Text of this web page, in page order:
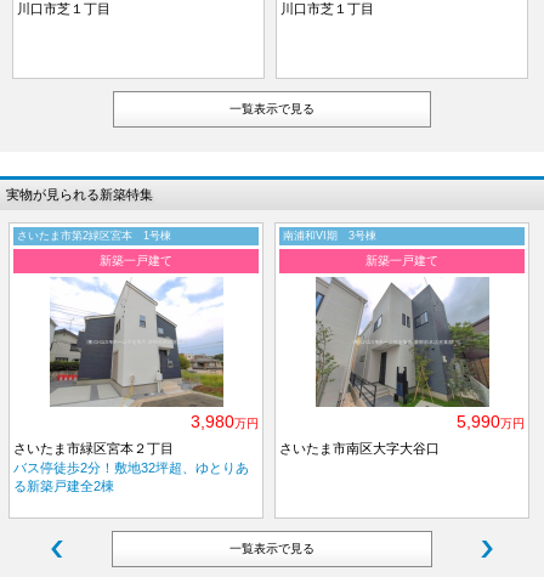
川口市芝１丁目 川口市芝１丁目
一覧表示で見る
実物が見られる新築特集
さいたま市第2緑区宮本 1号棟
新築一戸建て
3,980万円
さいたま市緑区宮本２丁目
バス停徒歩2分！敷地32坪超、ゆとりあ
る新築戸建全2棟
南浦和VI期 3号棟
新築一戸建て
5,990万円
さいたま市南区大字大谷口
一覧表示で見る